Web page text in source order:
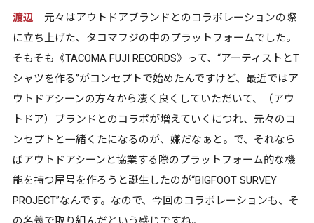
渡辺 元々はアウトドアブランドとのコラボレーションの際
に立ち上げた、タコマフジの中のプラットフォームでした。
そもそも《TACOMA FUJI RECORDS》って、“アーティストとT
シャツを作る”がコンセプトで始めたんですけど、最近ではア
ウトドアシーンの方々から凄く良くしていただいて、（アウ
トドア）ブランドとのコラボが増えていくにつれ、元々のコ
ンセプトと一緒くたになるのが、嫌だなぁと。で、それなら
ばアウトドアシーンと協業する際のプラットフォーム的な機
能を持つ屋号を作ろうと誕生したのが“BIGFOOT SURVEY
PROJECT”なんです。なので、今回のコラボレーションも、そ